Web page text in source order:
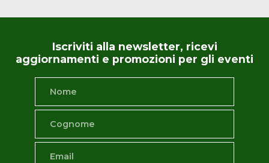
Iscriviti alla newsletter, ricevi
aggiornamenti e promozioni per gli eventi